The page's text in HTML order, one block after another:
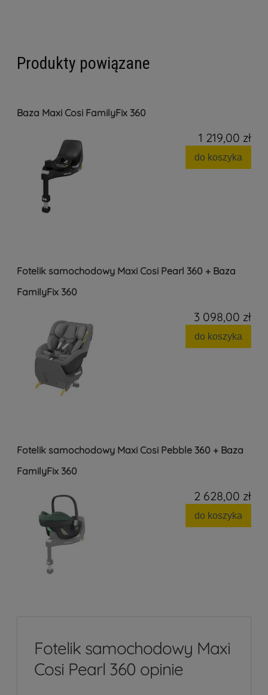
Produkty powiązane
Baza Maxi Cosi FamilyFix 360
1 219,00 zł
do koszyka
Fotelik samochodowy Maxi Cosi Pearl 360 + Baza
FamilyFix 360
3 098,00 zł
do koszyka
Fotelik samochodowy Maxi Cosi Pebble 360 + Baza
FamilyFix 360
2 628,00 zł
do koszyka
Fotelik samochodowy Maxi
Cosi Pearl 360 opinie